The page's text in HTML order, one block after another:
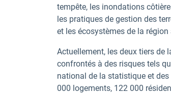
tempête, les inondations
les pratiques de gestion des
et les écosystèmes de la
Actuellement, les deux tiers de
confrontés à des risques tels
national de la statistique et
000 logements, 122 000